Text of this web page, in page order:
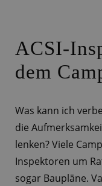
ACSI-
dem
Was kann ich
die
lenken? Viele
Inspektoren um
sogar Baupläne.